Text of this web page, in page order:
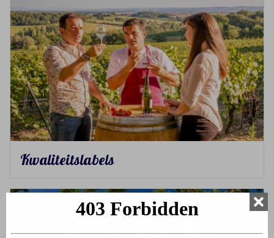
Kwaliteitslabels